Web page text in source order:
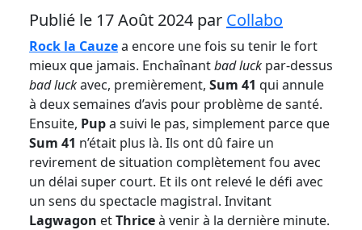
Publié le 17 Août 2024 par Collabo
Rock la Cauzea encore une fois su tenir le fort
mieux que jamais. Enchaînantbad luck par-dessus
bad luckavec, premièrement, Sum 41 qui annule
à deux semaines d’avis pour problème de santé.
Ensuite, Pupa suivi le pas, simplement parce que
Sum 41 n’était plus là. Ils ont dû faire un
revirement de situation complètement fou avec
un délai super court. Et ils ont relevé le défi avec
un sens du spectacle magistral. Invitant
Lagwagon etThriceà venir à la dernière minute.